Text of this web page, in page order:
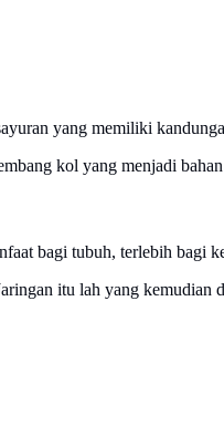
yang memiliki
kol yang menjadi
bagi tubuh, terlebih bagi
itu lah yang kemudian